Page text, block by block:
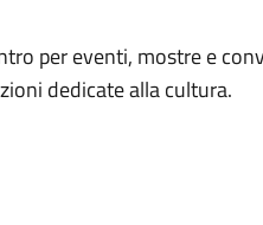
per eventi, mostre e
dedicate alla cultura.